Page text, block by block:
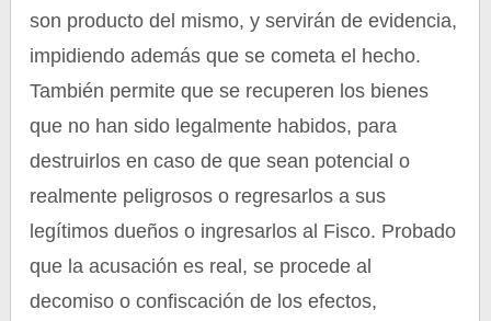
son producto del mismo, y servirán de evidencia,
impidiendo además que se cometa el hecho.
También permite que se recuperen los bienes
que no han sido legalmente habidos, para
destruirlos en caso de que sean potencial o
realmente peligrosos o regresarlos a sus
legítimos dueños o ingresarlos al Fisco. Probado
que la acusación es real, se procede al
decomiso o confiscación de los efectos,